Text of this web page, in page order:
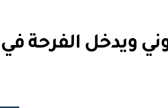
ويدخل الفرحة في